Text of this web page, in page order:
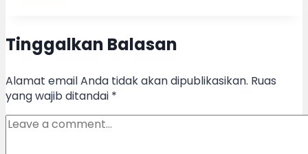
Tinggalkan Balasan
Alamat email Anda tidak akan dipublikasikan. Ruas
yang wajib ditandai *